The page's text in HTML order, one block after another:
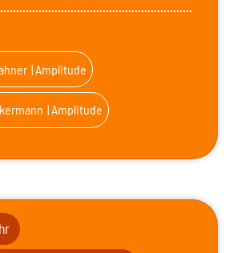
| Amplitude
| Amplitude